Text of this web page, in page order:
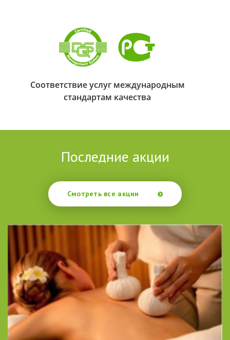
Соответствие услуг международным
стандартам качества
Последние акции
Смотреть все акции